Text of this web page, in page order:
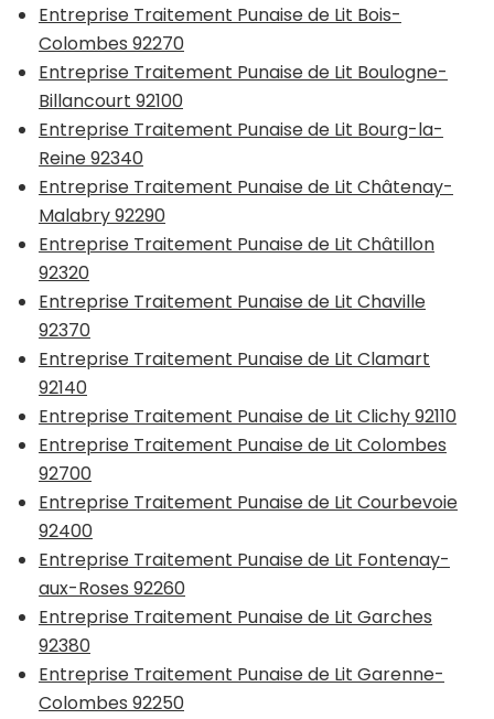
Entreprise Traitement Punaise de Lit Bois-
Colombes 92270
Entreprise Traitement Punaise de Lit Boulogne-
Billancourt 92100
Entreprise Traitement Punaise de Lit Bourg-la-
Reine 92340
Entreprise Traitement Punaise de Lit Châtenay-
Malabry 92290
Entreprise Traitement Punaise de Lit Châtillon
92320
Entreprise Traitement Punaise de Lit Chaville
92370
Entreprise Traitement Punaise de Lit Clamart
92140
Entreprise Traitement Punaise de Lit Clichy 92110
Entreprise Traitement Punaise de Lit Colombes
92700
Entreprise Traitement Punaise de Lit Courbevoie
92400
Entreprise Traitement Punaise de Lit Fontenay-
aux-Roses 92260
Entreprise Traitement Punaise de Lit Garches
92380
Entreprise Traitement Punaise de Lit Garenne-
Colombes 92250